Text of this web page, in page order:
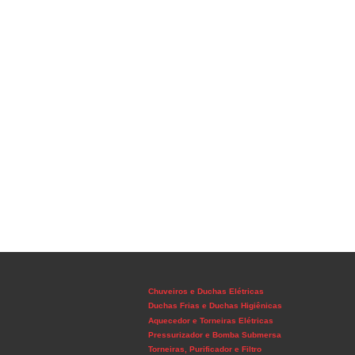
Chuveiros e Duchas Elétricas
Duchas Frias e Duchas Higiênicas
Aquecedor e Torneiras Elétricas
Pressurizador e Bomba Submersa
Torneiras, Purificador e Filtro